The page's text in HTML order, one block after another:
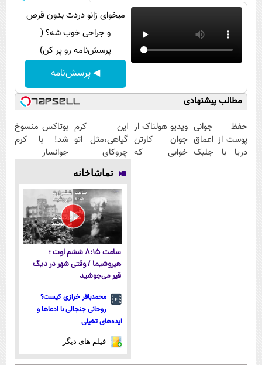
میخوای زانو دردت بدون قرص
و جراحی خوب شه؟ (
پرسش‌نامه رو پر کن)
◀ پرسش‌نامه
مطالب پیشنهادی
حفظ جوانی
پوست از اعماق
دریا با جلبک
ویدیو هولناک از
جوان کارتن
خوابی که
این کرم
گیاهی،مثل اتو
چروکای
پوستتوصاف
میکنه!50%تخفیف
بوتاکس منسوخ
شد! با کرم
جوانساز
شو50%تخفیف
تماشاخانه
ساعت ۸:۱۵ ششم اوت ؛
هیروشیما / وقتی شهر در دیگ
قیر می‌جوشید
محمدباقر خرازی کیست؟
روحانی جنجالی با ادعاها و
ایده‌های تخیلی
فیلم های دیگر